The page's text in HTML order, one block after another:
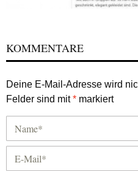
KOMMENTARE
Deine E-Mail-Adresse wird
Felder sind mit* markiert